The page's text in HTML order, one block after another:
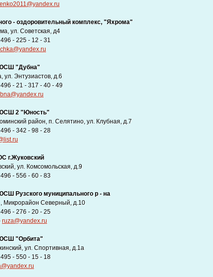
- оздоровительный комплекс, "Яхрома"
ул. Советская, д4
- 225 - 12 - 31
"Дубна"
ул. Энтузиастов, д.6
- 21 - 317 - 40 - 49
2 "Юность"
район, п. Селятино, ул. Клубная, д.7
- 342 - 98 - 28
г.Жуковский
ул. Комсомольская, д.9
- 556 - 60 - 83
Рузского муниципального р - на
, Микрорайон Северный, д.10
- 276 - 20 - 25
ruza@yandex.ru
"Орбита"
ул. Спортивная, д.1а
- 550 - 15 - 18